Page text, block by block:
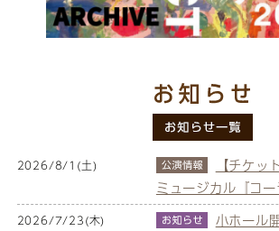
2026/8/1(土)
【チケ
ミュージカル『コー
2026/7/23(木)
小ホール